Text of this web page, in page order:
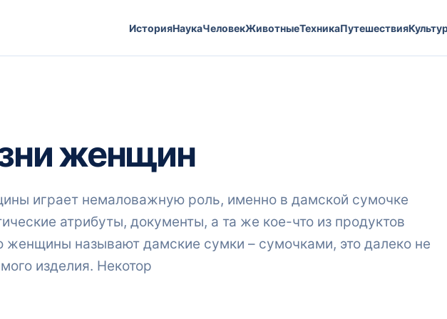
ИсторияНаукаЧеловекЖивотныеТехникаПутешествия
женщин
играет немаловажную роль, именно в дамской сумочке
атрибуты, документы, а та же кое-что из продуктов
женщины называют дамские сумки – сумочками, это далеко не
изделия. Некотор